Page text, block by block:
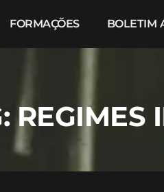
FORMAÇÕES BOLETIM
REGIMES